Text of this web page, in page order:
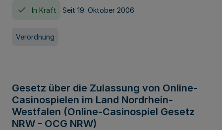
In Kraft Seit 19. Oktober 2006
Verordnung
Gesetz über die Zulassung von Online-
Casinospielen im Land Nordrhein-
Westfalen (Online-Casinospiel Gesetz
NRW - OCG NRW)